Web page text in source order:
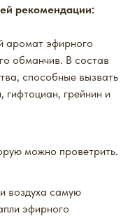
рекомендации:
аромат эфирного
обманчив. В состав
способные вызвать
гифтоциан, грейнин и
можно проветрить.
воздуха самую
эфирного